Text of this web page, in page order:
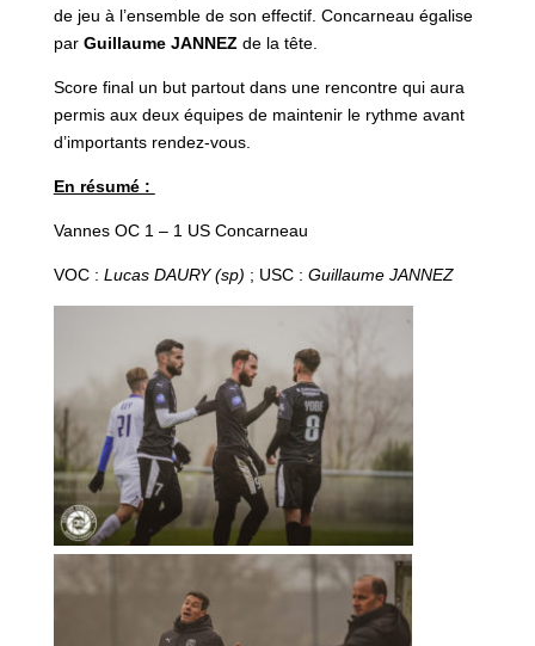
de jeu à l’ensemble de son effectif. Concarneau égalise
par Guillaume JANNEZde la tête.
Score final un but partout dans une rencontre qui aura
permis aux deux équipes de maintenir le rythme avant
d’importants rendez-vous.
En résumé :
Vannes OC 1 – 1 US Concarneau
VOC : Lucas DAURY (sp) ; USC : Guillaume JANNEZ